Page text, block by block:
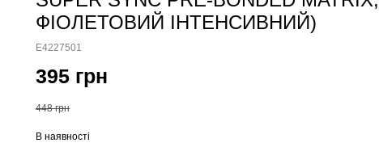
ФІОЛЕТОВИЙ ІНТЕНСИВНИЙ)
E4227501
395 грн
448 грн
В наявності